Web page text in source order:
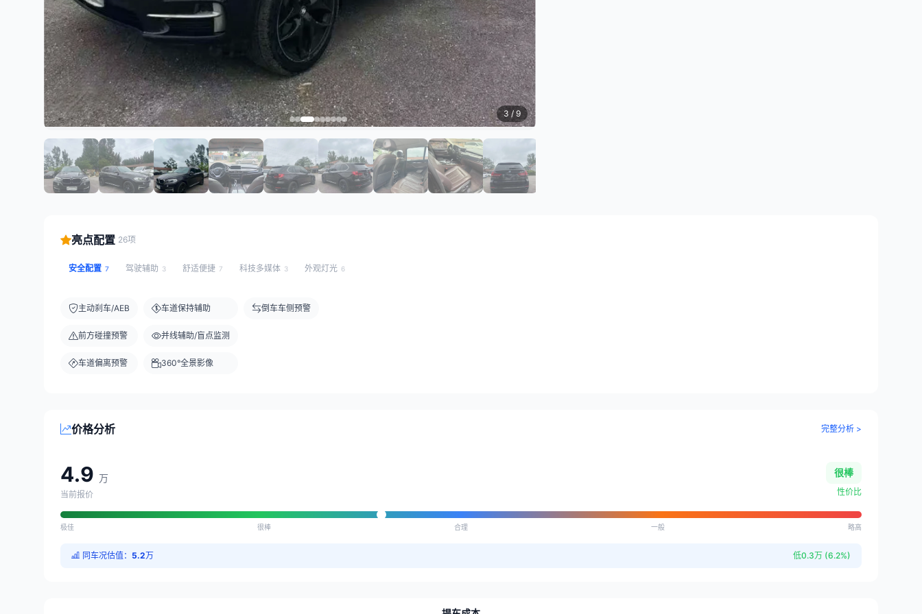
3 / 9
亮点配置 26项
安全配置 7 驾驶辅助 3 舒适便捷 7 科技多媒体 3 外观灯光 6
主动刹车/AEB
前方碰撞预警
车道偏离预警
车道保持辅助
并线辅助/盲点监测
360°全景影像
倒车车侧预警
价格分析 完整分析 >
4.9 万
当前报价
很棒
性价比
极佳 很棒 合理 一般 略高
同车况估值： 5.2万 低0.3万 (6.2%)